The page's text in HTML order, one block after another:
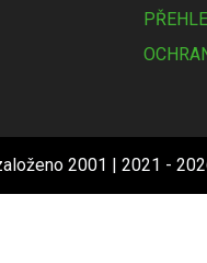
2001 | 2021 -